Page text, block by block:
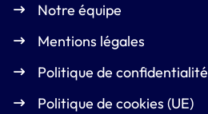
Notre équipe
Mentions légales
Politique de confidentialité
Politique de cookies (UE)